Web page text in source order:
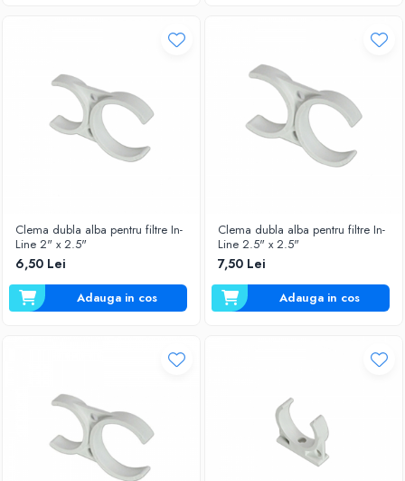
Clema dubla alba pentru filtre In-
Line 2" x 2.5"
6,50 Lei
Adauga in cos
Clema dubla alba pentru filtre In-
Line 2.5" x 2.5"
7,50 Lei
Adauga in cos